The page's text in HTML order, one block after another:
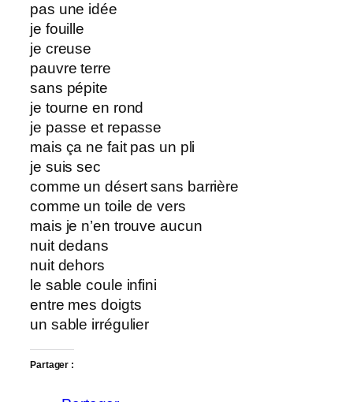
pas une idée
je fouille
je creuse
pauvre terre
sans pépite
je tourne en rond
je passe et repasse
mais ça ne fait pas un pli
je suis sec
comme un désert sans barrière
comme un toile de vers
mais je n’en trouve aucun
nuit dedans
nuit dehors
le sable coule infini
entre mes doigts
un sable irrégulier
Partager :